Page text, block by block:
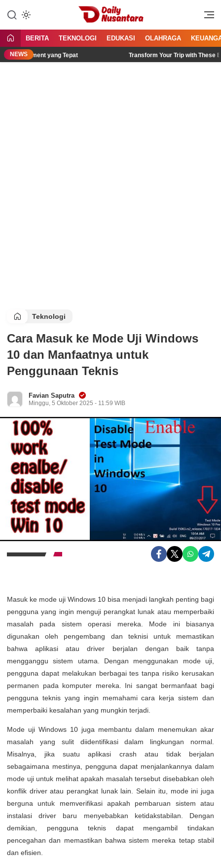
konten
Daily Nusantara
Menyajikan Fakta, Menginspirasi
BERITA TEKNOLOGI EDUKASI OLAHRAGA
NEWSyang Tepat Transform Your Trip with These Bali
Teknologi
Cara Masuk ke Mode Uji Windows
10 dan Manfaatnya untuk
Penggunaan Teknis
Favian Saputra
Minggu, 5 Oktober 2025 - 11:59 WIB
Masuk ke mode uji Windows 10 bisa menjadi langkah penting bagi
pengguna yang ingin menguji perangkat lunak atau memperbaiki
masalah pada sistem operasi mereka. Mode ini biasanya
digunakan oleh pengembang dan teknisi untuk memastikan
bahwa aplikasi atau driver berjalan dengan baik tanpa
mengganggu sistem utama. Dengan menggunakan mode uji,
pengguna dapat melakukan berbagai tes tanpa risiko kerusakan
permanen pada komputer mereka. Ini sangat bermanfaat bagi
pengguna teknis yang ingin memahami cara kerja sistem dan
memperbaiki kesalahan yang mungkin terjadi.
Mode uji Windows 10 juga membantu dalam menemukan akar
masalah yang sulit diidentifikasi dalam lingkungan normal.
Misalnya, jika suatu aplikasi crash atau tidak berjalan
sebagaimana mestinya, pengguna dapat menjalankannya dalam
mode uji untuk melihat apakah masalah tersebut disebabkan oleh
konflik driver atau perangkat lunak lain. Selain itu, mode ini juga
berguna untuk memverifikasi apakah pembaruan sistem atau
instalasi driver baru menyebabkan ketidakstabilan. Dengan
demikian, pengguna teknis dapat mengambil tindakan
pencegahan dan memastikan bahwa sistem mereka tetap stabil
dan efisien.